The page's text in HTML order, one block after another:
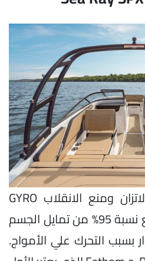
كما يتوفر لها نظام الاتزان ومنع الانقلاب GYRO
Stabilization الذي يمنع نسبة 95% من تمايل الجسم
بسبب التحرك علي الأمواج.